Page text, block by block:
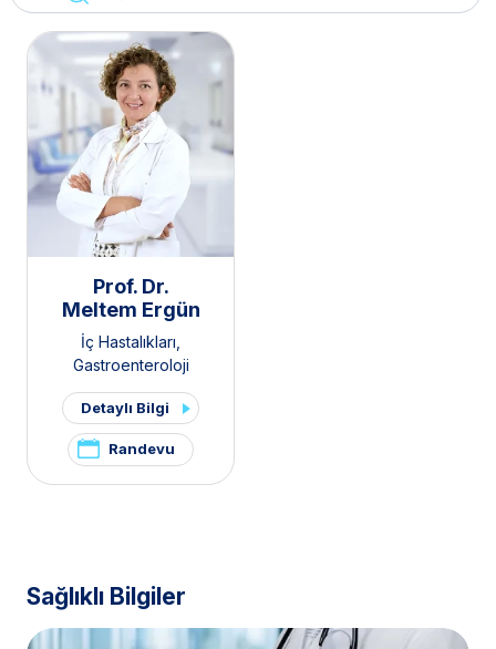
Prof. Dr.
Meltem Ergün
İç Hastalıkları,
Gastroenteroloji
Detaylı Bilgi
Randevu
Sağlıklı Bilgiler